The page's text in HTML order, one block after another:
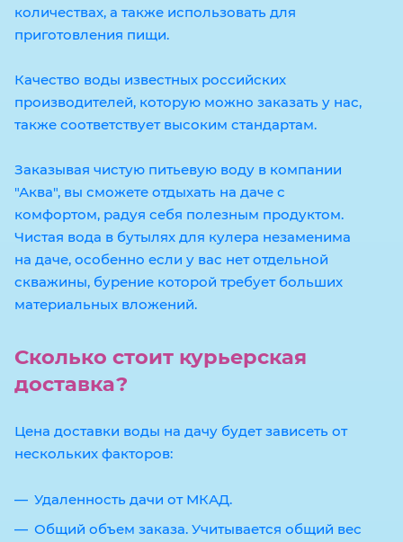
количествах, а также использовать для
приготовления пищи.
Качество воды известных российских
производителей, которую можно заказать у нас,
также соответствует высоким стандартам.
Заказывая чистую питьевую воду в компании
"Аква", вы сможете отдыхать на даче с
комфортом, радуя себя полезным продуктом.
Чистая вода в бутылях для кулера незаменима
на даче, особенно если у вас нет отдельной
скважины, бурение которой требует больших
материальных вложений.
Сколько стоит курьерская
доставка?
Цена доставки воды на дачу будет зависеть от
нескольких факторов:
Удаленность дачи от МКАД.
Общий объем заказа. Учитывается общий вес